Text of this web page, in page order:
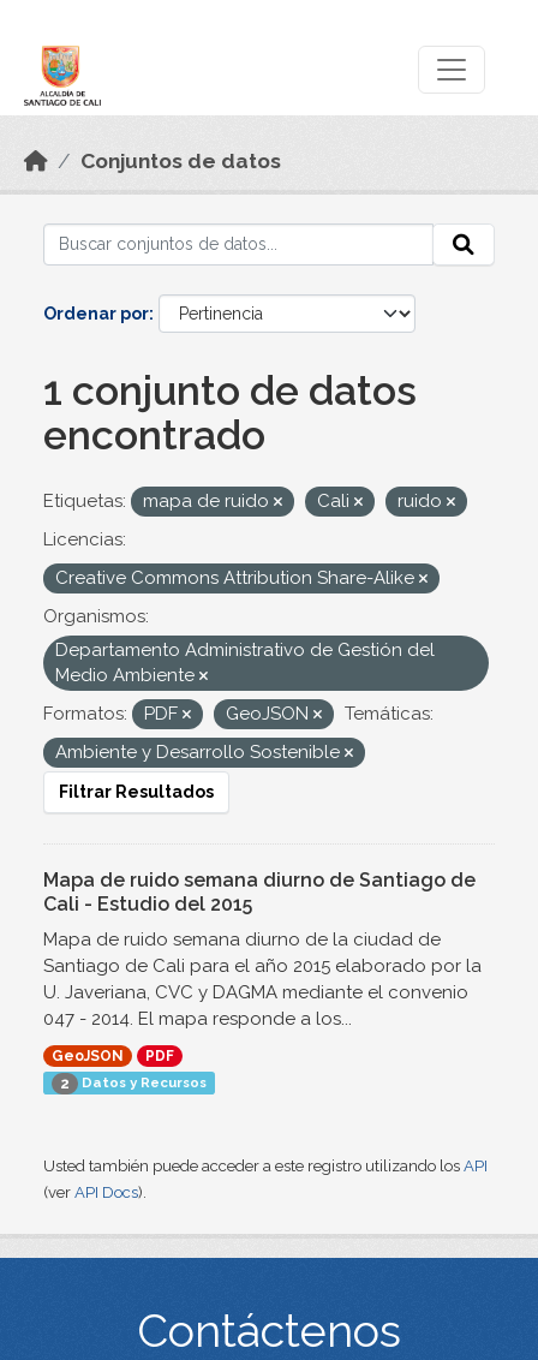
Conjuntos de datos
Ordenar por
1 conjunto de datos
encontrado
Etiquetas: mapa de ruido Cali
ruido
Licencias:
Creative Commons Attribution Share-Alike
Organismos:
Departamento Administrativo de Gestión del
Medio Ambiente
Formatos:
PDF GeoJSON
Temáticas:
Ambiente y Desarrollo Sostenible
Filtrar Resultados
Mapa de ruido semana diurno de Santiago de
Cali - Estudio del 2015
Mapa de ruido semana diurno de la ciudad de
Santiago de Cali para el año 2015 elaborado por la
U. Javeriana, CVC y DAGMA mediante el convenio
047 - 2014. El mapa responde a los...
GeoJSON
PDF
2 Datos y Recursos
Usted también puede acceder a este registro utilizando los API
(ver API Docs).
Contáctenos